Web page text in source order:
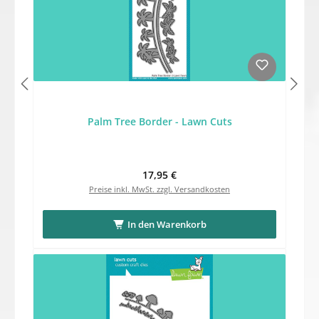
Palm Tree Border - Lawn Cuts
Regulärer Preis:
17,95 €
Preise inkl. MwSt. zzgl. Versandkosten
In den Warenkorb